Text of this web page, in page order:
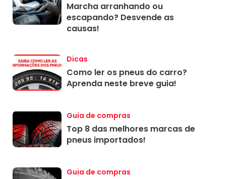
Marcha arranhando ou
escapando? Desvende as
causas!
Dicas
Como ler os pneus do carro?
Aprenda neste breve guia!
Guia de compras
Top 8 das melhores marcas de
pneus importados!
Guia de compras